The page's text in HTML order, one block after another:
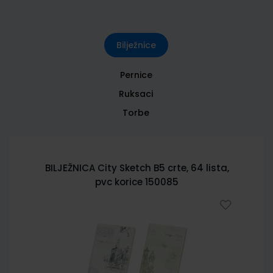
Bilježnice
Pernice
Ruksaci
Torbe
BILJEŽNICA City Sketch B5 crte, 64 lista,
pvc korice 150085